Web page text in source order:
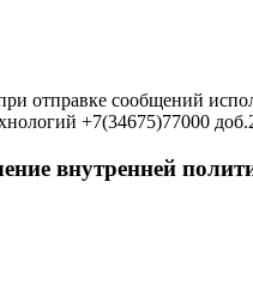
отправке сообщений
+7(34675)77000
внутренней